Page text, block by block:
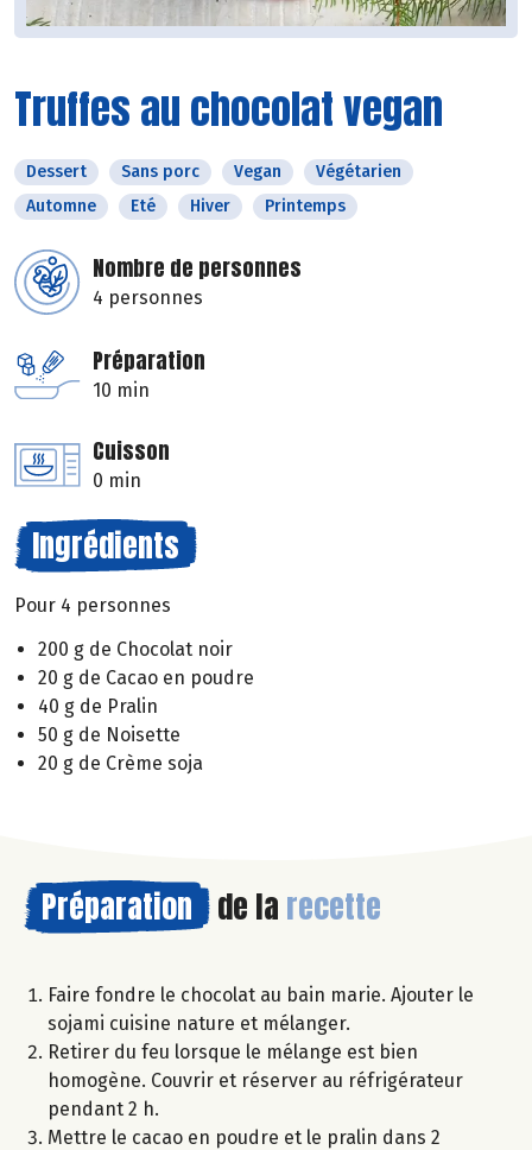
Truffes au chocolat vegan
Dessert Sans porc Vegan
Végétarien
Automne
Eté Hiver Printemps
Nombre de personnes
4 personnes
Préparation
10 min
Cuisson
0 min
Ingrédients
Pour 4 personnes
200 g de Chocolat noir
20 g de Cacao en poudre
40 g de Pralin
50 g de Noisette
20 g de Crème soja
Préparation de la recette
Faire fondre le chocolat au bain marie. Ajouter le
sojami cuisine nature et mélanger.
Retirer du feu lorsque le mélange est bien
homogène. Couvrir et réserver au réfrigérateur
pendant 2 h.
Mettre le cacao en poudre et le pralin dans 2